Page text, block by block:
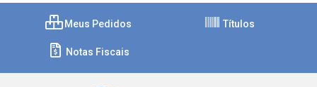
Meus Pedidos Títulos
Notas Fiscais